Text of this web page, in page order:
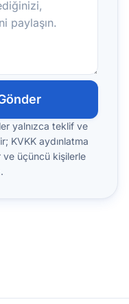
yalnızca teklif ve
KVKK aydınlatma
ve üçüncü kişilerle